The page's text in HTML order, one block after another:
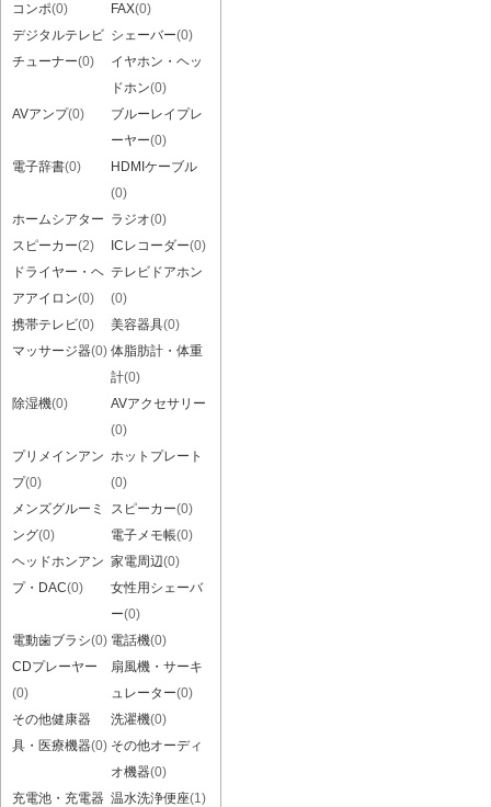
コンポ(0) FAX(0)
デジタルテレビ
チューナー(0)
シェーバー(0)
イヤホン・ヘッ
ドホン(0)
AVアンプ(0)
ブルーレイプレ
ーヤー(0)
電子辞書(0)
HDMIケーブル
(0)
ホームシアター
スピーカー(2)
ラジオ(0)
ICレコーダー(0)
ドライヤー・ヘ
アアイロン(0)
テレビドアホン
(0)
携帯テレビ(0) 美容器具(0)
マッサージ器(0) 体脂肪計・体重
計(0)
除湿機(0)
AVアクセサリー
(0)
プリメインアン
プ(0)
ホットプレート
(0)
メンズグルーミ
ング(0)
スピーカー(0)
電子メモ帳(0)
ヘッドホンアン
プ・DAC(0)
家電周辺(0)
女性用シェーバ
ー(0)
電動歯ブラシ(0) 電話機(0)
CDプレーヤー
(0)
扇風機・サーキ
ュレーター(0)
その他健康器
具・医療機器(0)
洗濯機(0)
その他オーディ
オ機器(0)
充電池・充電器 温水洗浄便座(1)